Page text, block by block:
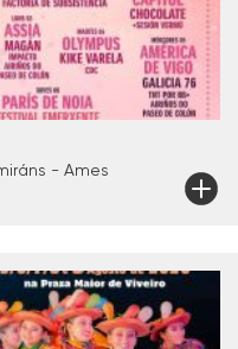
- Ames